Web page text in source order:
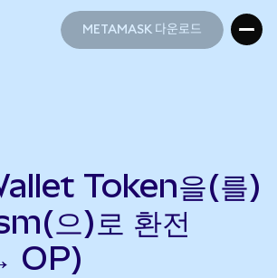
METAMASK 다운로드
Token을(를)
으)로 환전
OP)